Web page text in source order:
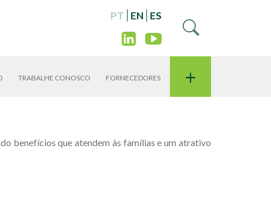
PT EN ES
TRABALHE CONOSCO FORNECEDORES +
benefícios que atendem às famílias e um atrativo